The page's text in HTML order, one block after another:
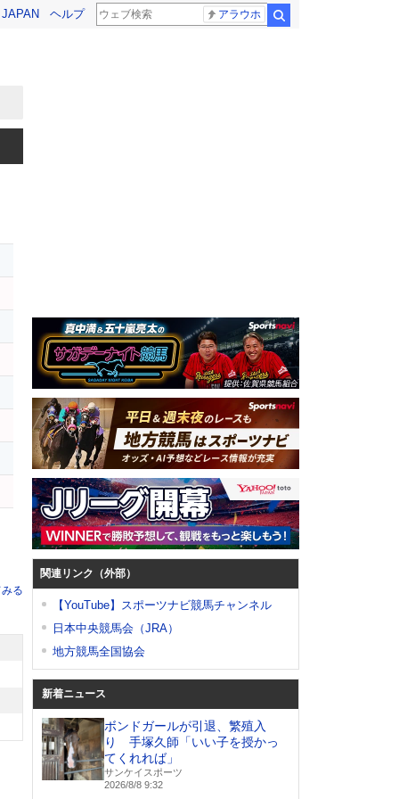
ヘルプ アラウホ
る
関連リンク（外部）
【YouTube】スポーツナビ競馬チャンネル
日本中央競馬会（JRA）
地方競馬全国協会
新着ニュース
ボンドガールが引退、繁殖入
り 手塚久師「いい子を授かっ
てくれれば」
サンケイスポーツ
2026/8/8 9:32